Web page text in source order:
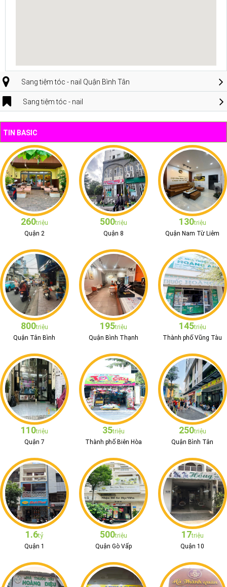
Sang tiệm tóc - nail Quận Bình Tân
Sang tiệm tóc - nail
TIN BASIC
260triệu
Quận 2
500triệu
Quận 8
130triệu
Quận Nam Từ Liêm
800triệu
Quận Tân Bình
195triệu
Quận Bình Thạnh
145triệu
Thành phố Vũng Tàu
110triệu
Quận 7
35triệu
Thành phố Biên Hòa
250triệu
Quận Bình Tân
1.6tỷ
Quận 1
500triệu
Quận Gò Vấp
17triệu
Quận 10